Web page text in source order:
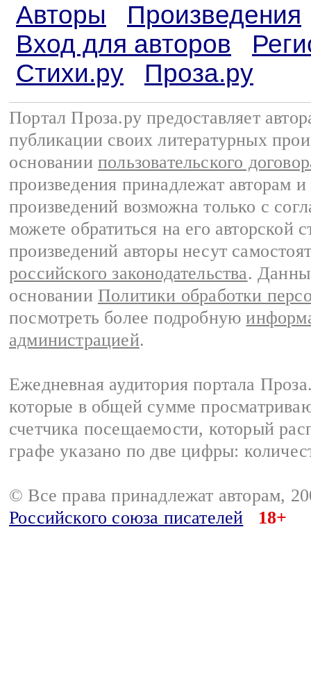
Авторы
Произведения
Вход для авторов
Стихи.ру
Проза.ру
Портал Проза.ру предоставляет
публикации своих литературных
основании пользовательского
произведения принадлежат авторам
произведений возможна только с
можете обратиться на его авторской
произведений авторы несут
российского законодательства.
основании Политики обработки
посмотреть более подробную
администрацией.
Ежедневная аудитория портала
которые в общей сумме
счетчика посещаемости, который
графе указано по две цифры:
© Все права принадлежат авторам,
Российского союза писателей
18+